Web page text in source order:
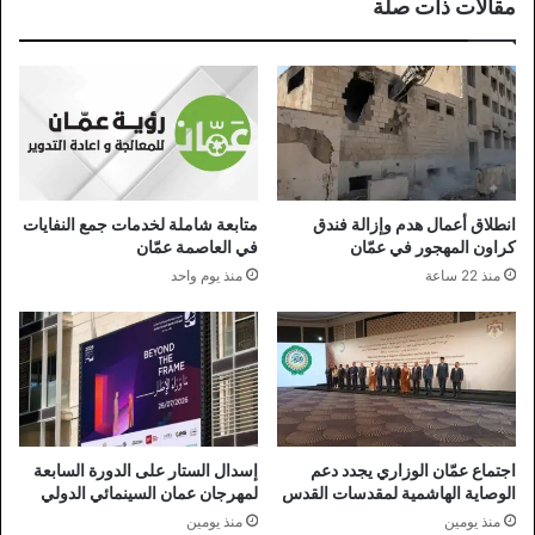
مقالات ذات صلة
انطلاق أعمال هدم وإزالة فندق
كراون المهجور في عمّان
منذ 22 ساعة
متابعة شاملة لخدمات جمع النفايات
في العاصمة عمّان
منذ يوم واحد
اجتماع عمّان الوزاري يجدد دعم
الوصاية الهاشمية لمقدسات القدس
منذ يومين
إسدال الستار على الدورة السابعة
لمهرجان عمان السينمائي الدولي
منذ يومين